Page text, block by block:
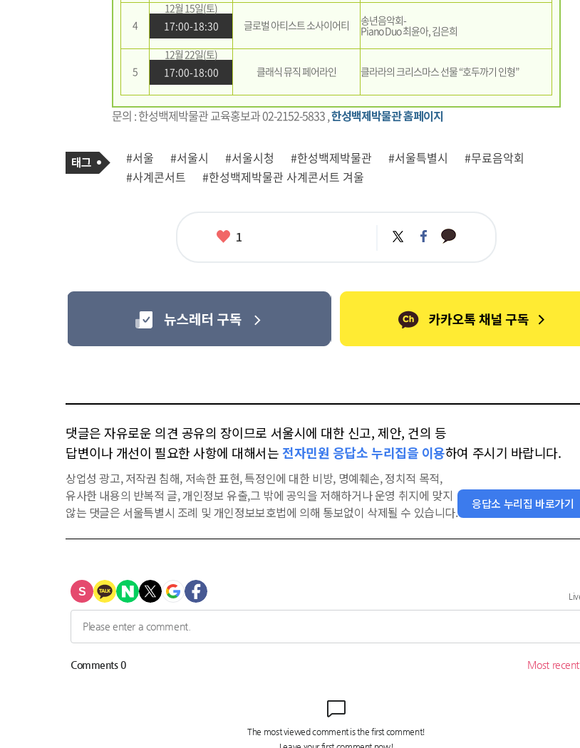
4
12월 15일(토)
17:00-18:30
글로벌 아티스트 소사이어티 송년음악회-
Piano Duo 최윤아, 김은희
5
12월 22일(토)
17:00-18:00
클래식 뮤직 페어라인 클라라의 크리스마스 선물 “호두까기 인형”
문의 : 한성백제박물관 교육홍보과 02-2152-5833 ,한성백제박물관 홈페이지
사
관
련
태
그
#서울 #서울시 #서울시청 #한성백제박물관 #서울특별시
#무료음악회
#사계콘서트
#한성백제박물관 사계콘서트 겨울
좋
1 트
위
페
이
카
카
댓글은 자유로운 의견 공유의 장이므로 서울시에 대한 신고, 제안, 건의 등
답변이나 개선이 필요한 사항에 대해서는 전자민원 응답소 누리집을 이용하여 주시기 바랍니다.
상업성 광고, 저작권 침해, 저속한 표현, 특정인에 대한 비방, 명예훼손, 정치적 목적,
유사한 내용의 반복적 글, 개인정보 유출,그 밖에 공익을 저해하거나 운영 취지에 맞지
않는 댓글은 서울특별시 조례 및 개인정보보호법에 의해 통보없이 삭제될 수 있습니다.
응답소 누리집 바로가기